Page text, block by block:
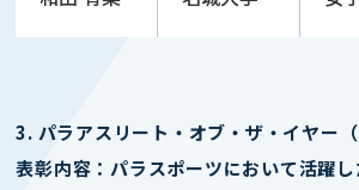
3. パラアスリート・オブ・ザ・イヤー（
表彰内容：パラスポーツにおいて活躍